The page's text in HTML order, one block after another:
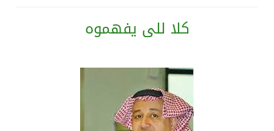
الرئيس عبد الفتاح السيسى يستقبل ملك البحرين
كلا للى يفهموه